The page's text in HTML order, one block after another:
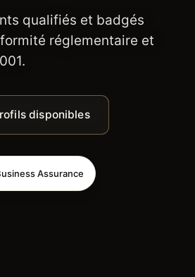
qualifiés et badgés
réglementaire et
disponibles
Assurance